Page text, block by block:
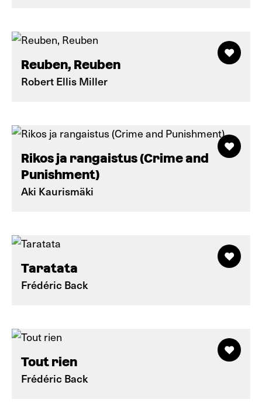
Reuben, Reuben
Robert Ellis Miller
Rikos ja rangaistus (Crime and
Punishment)
Aki Kaurismäki
Taratata
Frédéric Back
Tout rien
Frédéric Back